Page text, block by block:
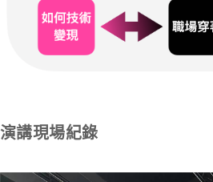
演講現場紀錄